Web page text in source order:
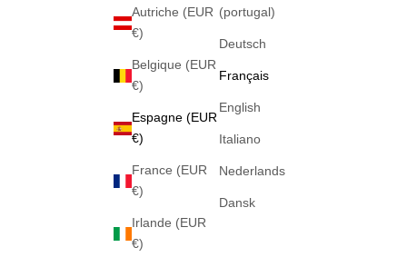
Autriche (EUR
€)
Belgique (EUR
€)
Espagne (EUR
€)
France (EUR
€)
Irlande (EUR
€)
(portugal)
Deutsch
Français
English
Italiano
Nederlands
Dansk